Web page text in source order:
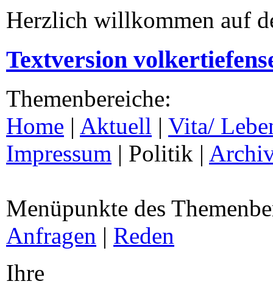
Herzlich willkommen auf
Textversion
Themenbereiche:
Home | Aktuell | Vita/
Impressum | Politik |
Menüpunkte des
Anfragen | Reden
Ihre